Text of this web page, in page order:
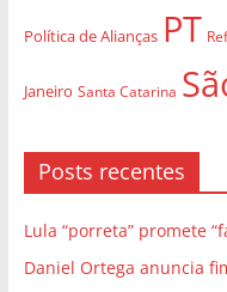
Política de Alianças PT
Janeiro Santa Catarina
Posts recentes
Lula “porreta” promete
Daniel Ortega anuncia